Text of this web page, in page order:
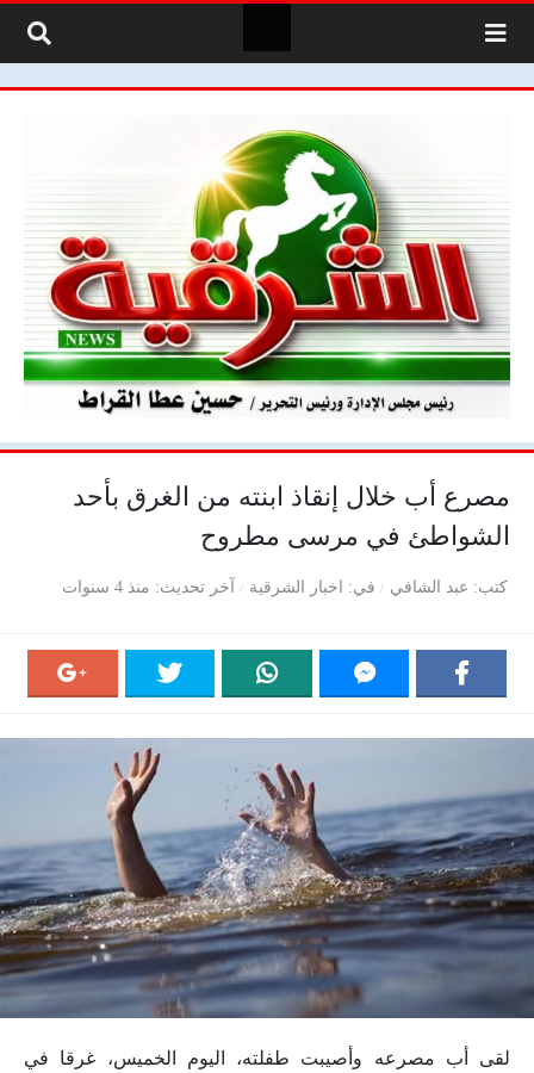
مصرع أب خلال إنقاذ ابنته من الغرق بأحد
الشواطئ في مرسى مطروح
كتب عبد الشافي في اخبار الشرقية آخر تحديث منذ 4 سنوات
لقى أب مصرعه وأصيبت طفلته، اليوم الخميس، غرقا في